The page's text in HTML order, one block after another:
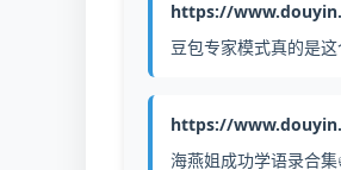
https://
豆包专家模式真的是
https://
海燕姐成功学语录合